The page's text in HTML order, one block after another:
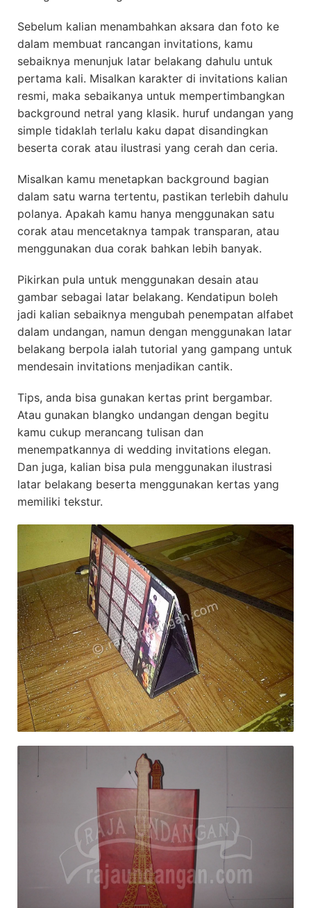
Sebelum kalian menambahkan aksara dan foto ke
dalam membuat rancangan invitations, kamu
sebaiknya menunjuk latar belakang dahulu untuk
pertama kali. Misalkan karakter di invitations kalian
resmi, maka sebaikanya untuk mempertimbangkan
background netral yang klasik. huruf undangan yang
simple tidaklah terlalu kaku dapat disandingkan
beserta corak atau ilustrasi yang cerah dan ceria.
Misalkan kamu menetapkan background bagian
dalam satu warna tertentu, pastikan terlebih dahulu
polanya. Apakah kamu hanya menggunakan satu
corak atau mencetaknya tampak transparan, atau
menggunakan dua corak bahkan lebih banyak.
Pikirkan pula untuk menggunakan desain atau
gambar sebagai latar belakang. Kendatipun boleh
jadi kalian sebaiknya mengubah penempatan alfabet
dalam undangan, namun dengan menggunakan latar
belakang berpola ialah tutorial yang gampang untuk
mendesain invitations menjadikan cantik.
Tips, anda bisa gunakan kertas print bergambar.
Atau gunakan blangko undangan dengan begitu
kamu cukup merancang tulisan dan
menempatkannya di wedding invitations elegan.
Dan juga, kalian bisa pula menggunakan ilustrasi
latar belakang beserta menggunakan kertas yang
memiliki tekstur.